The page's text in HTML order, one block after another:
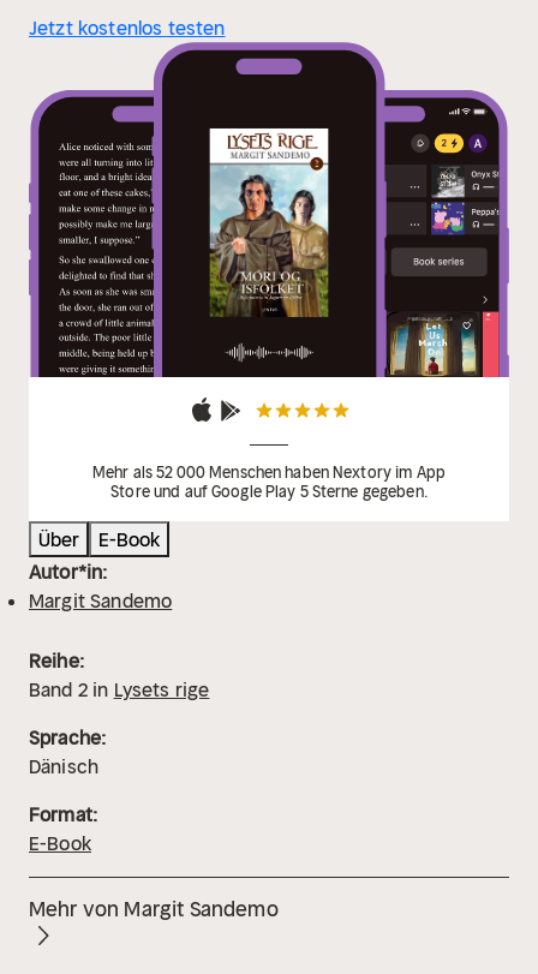
Jetzt kostenlos testen
Mehr als 52 000 Menschen haben Nextory im App
Store und auf Google Play 5 Sterne gegeben.
Über
E-Book
Autor*in:
Margit Sandemo
Reihe:
Band 2in Lysets rige
Sprache:
Dänisch
Format:
E-Book
Mehr von Margit Sandemo